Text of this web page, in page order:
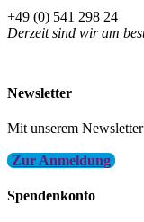
+49 (0) 541 298 24
Derzeit sind wir am
Newsletter
Mit unserem
Zur Anmeldung
Spendenkonto